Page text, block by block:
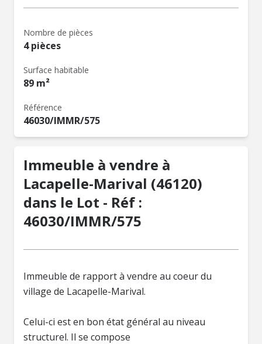
Nombre de pièces
4 pièces
Surface habitable
89 m²
Référence
46030/IMMR/575
Immeuble à vendre à
Lacapelle-Marival (46120)
dans le Lot - Réf :
46030/IMMR/575
Immeuble de rapport à vendre au coeur du
village de Lacapelle-Marival.
Celui-ci est en bon état général au niveau
structurel. Il se compose